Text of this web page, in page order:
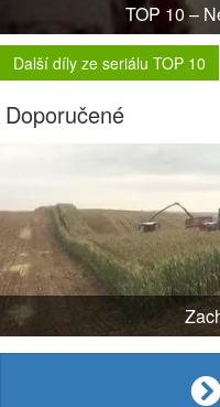
TOP 10 –
Další díly ze seriálu TOP 10
Doporučené